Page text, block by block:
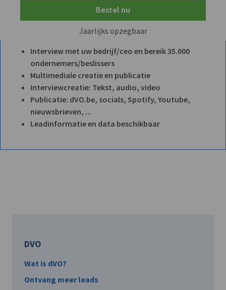
Bestel nu
Jaarlijks opzegbaar
Interview met uw bedrijf/ceo en bereik 35.000
ondernemers/beslissers
Multimediale creatie en publicatie
Interviewcreatie: Tekst, audio, video
Publicatie: dVO.be, socials, Spotify, Youtube,
nieuwsbrieven, ...
Leadinformatie en data beschikbaar
DVO
Wat is dVO?
Ontvang meer leads